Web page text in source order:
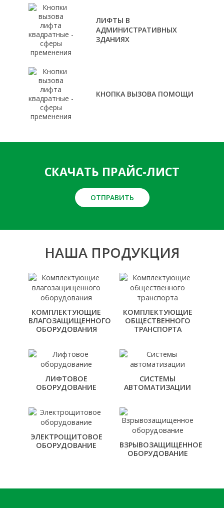
ЛИФТЫ В
АДМИНИСТРАТИВНЫХ
ЗДАНИЯХ
КНОПКА ВЫЗОВА ПОМОЩИ
СКАЧАТЬ ПРАЙС-ЛИСТ
ОТПРАВИТЬ
НАША ПРОДУКЦИЯ
КОМПЛЕКТУЮЩИЕ
ВЛАГОЗАЩИЩЕННОГО
ОБОРУДОВАНИЯ
КОМПЛЕКТУЮЩИЕ
ОБЩЕСТВЕННОГО
ТРАНСПОРТА
ЛИФТОВОЕ
ОБОРУДОВАНИЕ
СИСТЕМЫ
АВТОМАТИЗАЦИИ
ЭЛЕКТРОЩИТОВОЕ
ОБОРУДОВАНИЕ
ВЗРЫВОЗАЩИЩЕННОЕ
ОБОРУДОВАНИЕ